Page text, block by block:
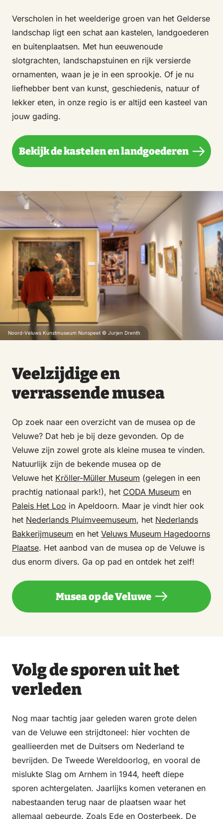
Verscholen in het weelderige groen van het Gelderse
landschap ligt een schat aan kastelen, landgoederen
en buitenplaatsen. Met hun eeuwenoude
slotgrachten, landschapstuinen en rijk versierde
ornamenten, waan je je in een sprookje. Of je nu
liefhebber bent van kunst, geschiedenis, natuur of
lekker eten, in onze regio is er altijd een kasteel van
jouw gading.
Bekijk de kastelen en landgoederen
Noord-Veluws Kunstmuseum Nunspeet © Jurjen Drenth
Veelzijdige en
verrassende musea
Op zoek naar een overzicht van de musea op de
Veluwe? Dat heb je bij deze gevonden. Op de
Veluwe zijn zowel grote als kleine musea te vinden.
Natuurlijk zijn de bekende musea op de
Veluwe het Kröller-Müller Museum (gelegen in een
prachtig nationaal park!), het CODA Museum en
Paleis Het Loo in Apeldoorn. Maar je vindt hier ook
het Nederlands Pluimveemuseum, het Nederlands
Bakkerijmuseum en het Veluws Museum Hagedoorns
Plaatse. Het aanbod van de musea op de Veluwe is
dus enorm divers. Ga op pad en ontdek het zelf!
Musea op de Veluwe
Volg de sporen uit het
verleden
Nog maar tachtig jaar geleden waren grote delen
van de Veluwe een strijdtoneel: hier vochten de
geallieerden met de Duitsers om Nederland te
bevrijden. De Tweede Wereldoorlog, en vooral de
mislukte Slag om Arnhem in 1944, heeft diepe
sporen achtergelaten. Jaarlijks komen veteranen en
nabestaanden terug naar de plaatsen waar het
allemaal gebeurde. Zoals Ede en Oosterbeek. De